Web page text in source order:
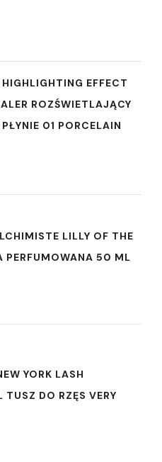
EFFECT
ROZŚWIETLAJĄCY
01 PORCELAIN
LILLY OF THE
PERFUMOWANA 50 ML
YORK LASH
TUSZ DO RZĘS VERY